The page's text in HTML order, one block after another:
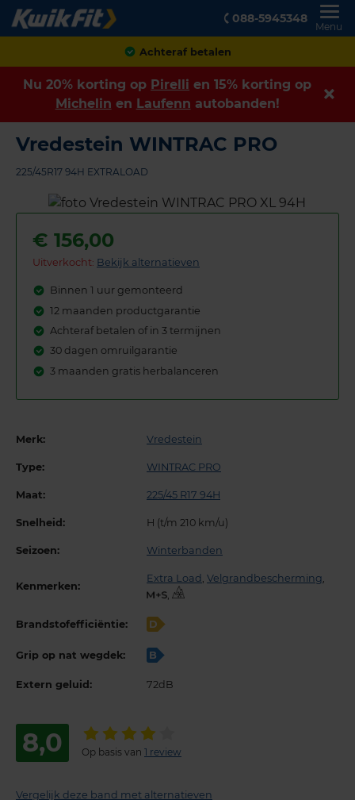
088-5945348
Menu
Achteraf betalen
Nu 20% korting op Pirelli en 15% korting op
Michelin en Laufenn autobanden!
Vredestein WINTRAC PRO
225/45R17 94H EXTRALOAD
€ 156,00
Uitverkocht: Bekijk alternatieven
Binnen 1 uur gemonteerd
12 maanden productgarantie
Achteraf betalen of in 3 termijnen
30 dagen omruilgarantie
3 maanden gratis herbalanceren
Merk: Vredestein
Type: WINTRAC PRO
Maat: 225/45 R17 94H
Snelheid: H (t/m 210 km/u)
Seizoen: Winterbanden
Kenmerken:
Extra Load , Velgrandbescherming,
,
Brandstofefficiëntie: D
Grip op nat wegdek: B
Extern geluid: 72dB
8,0 Op basis van 1 review
Vergelijk deze band met alternatieven